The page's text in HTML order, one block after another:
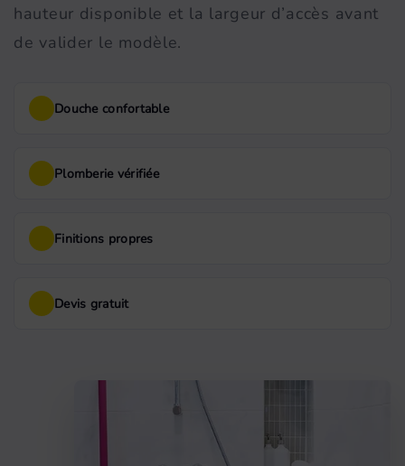
hauteur disponible et la largeur d’accès avant
de valider le modèle.
Douche confortable
Plomberie vérifiée
Finitions propres
Devis gratuit